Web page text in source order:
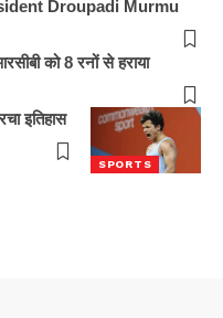
Droupadi Murmu
को 8 रनों से हराया
SPORTS
इतिहास